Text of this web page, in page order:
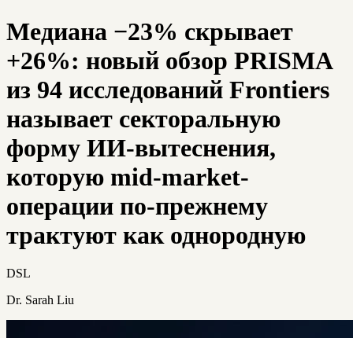
Медиана −23% скрывает
+26%: новый обзор PRISMA
из 94 исследований Frontiers
называет секторальную
форму ИИ-вытеснения,
которую mid-market-
операции по-прежнему
трактуют как однородную
DSL
Dr. Sarah Liu